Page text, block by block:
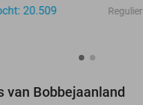
20.509
Regulier
van Bobbejaanland